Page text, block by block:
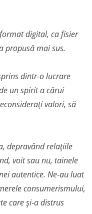
digital, ca fisier
propusă mai sus.
dintr-o lucrare
un spirit a cărui
valori, să
depravând relațiile
voit sau nu, tainele
autentice. Ne-au luat
consumerismului,
care și-a distrus